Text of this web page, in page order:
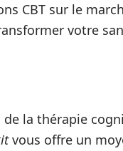
CBT sur le
votre
la thérapie
vous offre un